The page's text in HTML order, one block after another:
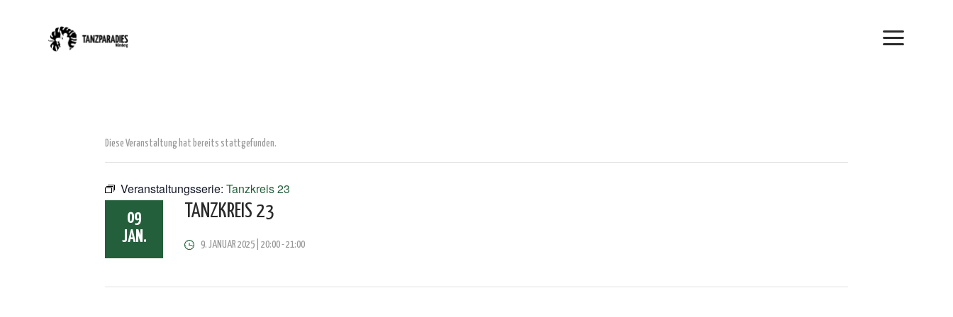
Diese Veranstaltung hat bereits stattgefunden.
Veranstaltungsserie: Tanzkreis 23
09
JAN.
TANZKREIS 23
9. JANUAR 2025 | 20:00-21:00